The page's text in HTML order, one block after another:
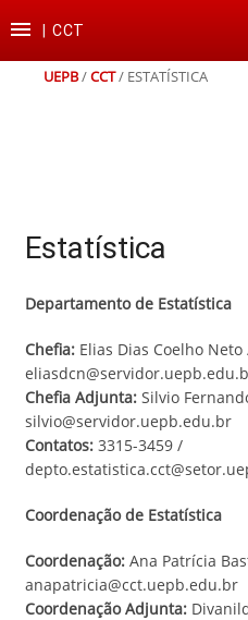
para
conteúdo
para
para
para
rodapé
 |CCT
UEPB/CCT/ ESTATÍSTICA
Estatística
Departamento de Estatística
Chefia: Elias Dias Coelho Neto
Chefia Adjunta: Silvio
silvio@servidor.uepb.edu.br
Contatos: 3315-3459 /
Coordenação de Estatística
Coordenação: Ana Patrícia
anapatricia@cct.uepb.edu.br
Coordenação Adjunta: